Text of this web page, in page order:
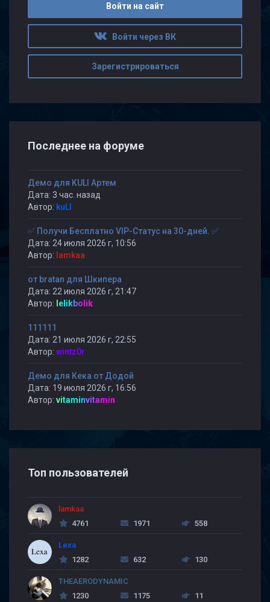
Войти на сайт
Войти через ВК
Зарегистрироваться
Последнее на форуме
Демо для KULI Артем
Дата: 3 час. назад
Автор: kuLI
✅ Получи Бесплатно VIP-Статус на 30-дней. ✅
Дата: 24 июля 2026 г, 10:56
Автор: lamkaa
от bratan для Шкипера
Дата: 22 июля 2026 г, 21:47
Автор: lelikbolik
111111
Дата: 21 июля 2026 г, 22:55
Автор: wintz0r
Демо для Кека от Додой
Дата: 19 июля 2026 г, 16:56
Автор: vitaminvitamin
Топ пользователей
lamkaa
4761
1971 558
Lexa
1282
632 130
THEAERODYNAMIC
1230
1175 11